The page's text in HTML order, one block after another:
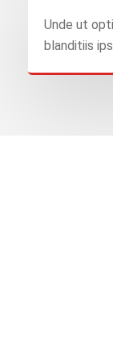
Unde ut
blanditiis